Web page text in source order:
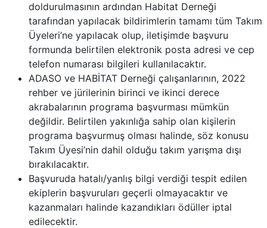
doldurulmasının ardından Habitat Derneği
tarafından yapılacak bildirimlerin tamamı tüm Takım
Üyeleri’ne yapılacak olup, iletişimde başvuru
formunda belirtilen elektronik posta adresi ve cep
telefon numarası bilgileri kullanılacaktır.
ADASO ve HABİTAT Derneği çalışanlarının, 2022
rehber ve jürilerinin birinci ve ikinci derece
akrabalarının programa başvurması mümkün
değildir. Belirtilen yakınlığa sahip olan kişilerin
programa başvurmuş olması halinde, söz konusu
Takım Üyesi’nin dahil olduğu takım yarışma dışı
bırakılacaktır.
Başvuruda hatalı/yanlış bilgi verdiği tespit edilen
ekiplerin başvuruları geçerli olmayacaktır ve
kazanmaları halinde kazandıkları ödüller iptal
edilecektir.